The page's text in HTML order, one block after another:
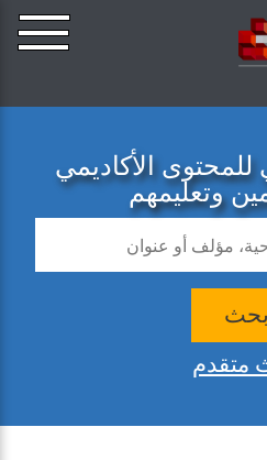
للمحتوى الأكاديمي
وتعليمهم
بحث
متقدم